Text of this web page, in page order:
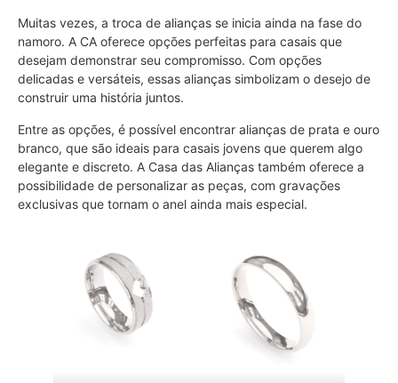
Muitas vezes, a troca de alianças se inicia ainda na fase do
namoro. A CA oferece opções perfeitas para casais que
desejam demonstrar seu compromisso. Com opções
delicadas e versáteis, essas alianças simbolizam o desejo de
construir uma história juntos.
Entre as opções, é possível encontrar alianças de prata e ouro
branco, que são ideais para casais jovens que querem algo
elegante e discreto. A Casa das Alianças também oferece a
possibilidade de personalizar as peças, com gravações
exclusivas que tornam o anel ainda mais especial.